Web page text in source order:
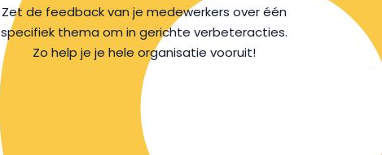
Zet de feedback van je medewerkers over één
specifiek thema om in gerichte verbeteracties.
Zo help je je hele organisatie vooruit!